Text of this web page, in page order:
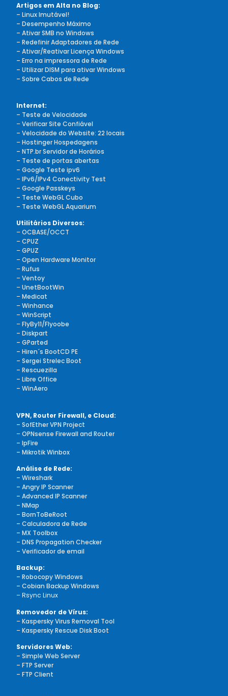
Artigos em Alta no Blog:
– Linux Imutável!
– Desempenho Máximo
– Ativar SMB no Windows
– Redefinir Adaptadores de Rede
– Ativar/Reativar Licença Windows
– Erro na impressora de Rede
– Utilizar DISM para ativar Windows
– Sobre Cabos de Rede
Internet:
– Teste de Velocidade
–Verificar Site Confiável
– Velocidade do Website: 22 locais
–Hostinger Hospedagens
– NTP.br Servidor de Horários
– Teste de portas abertas
– Google Teste ipv6
– IPv6/IPv4 Conectivity Test
– Google Passkeys
– Teste WebGL Cubo
– Teste WebGL Aquarium
Utilitários Diversos:
–OCBASE/OCCT
–CPUZ
–GPUZ
–Open Hardware Monitor
–Rufus
–Ventoy
–UnetBootWin
–Medicat
–Winhance
–WinScript
–FlyBy11/Flyoobe
– Diskpart
– GParted
– Hiren´s BootCD PE
– Sergei Strelec Boot
– Rescuezilla
– Libre Office
– WinAero
VPN, Router Firewall, e Cloud:
– SofEther VPN Project
–OPNsense Firewall and Router
– IpFire
– Mikrotik Winbox
Análise de Rede:
– Wireshark
– Angry IP Scanner
– Advanced IP Scanner
– NMap
– BornToBeRoot
– Calculadora de Rede
– MX Toolbox
– DNS Propagation Checker
– Verificador de email
Backup:
– Robocopy Windows
– Cobian Backup Windows
– Rsync Linux
Removedor de Vírus:
–Kaspersky Virus Removal Tool
–Kaspersky Rescue Disk Boot
Servidores Web:
– Simple Web Server
– FTP Server
– FTP Client